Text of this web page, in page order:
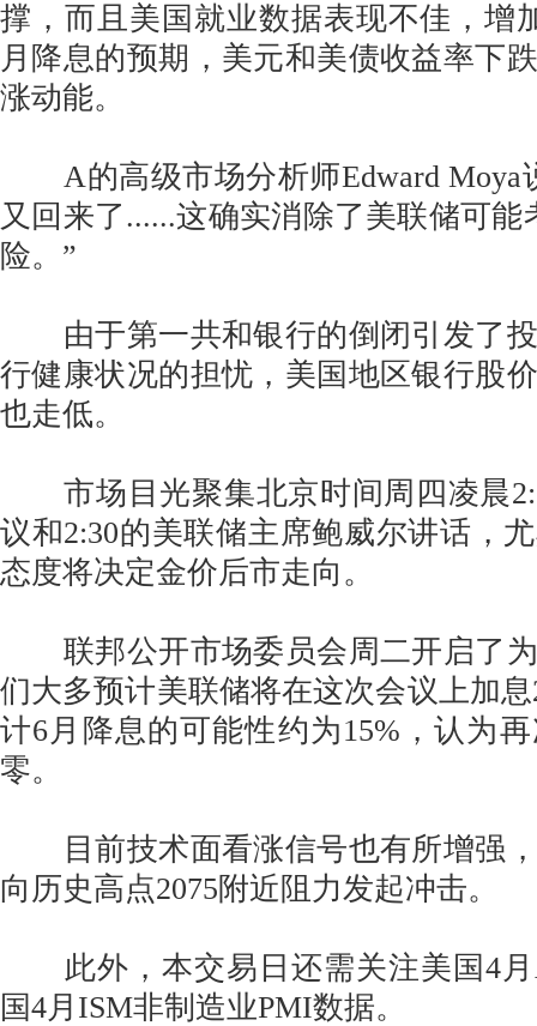
撑，而且美国就业数据表现不佳，增
月降息的预期，美元和美债收益率下
涨动能。
A的高级市场分析师Edward Moya
又回来了......这确实消除了美联储可能
险。”
由于第一共和银行的倒闭引发了投
行健康状况的担忧，美国地区银行股
也走低。
市场目光聚集北京时间周四凌晨
议和2:30的美联储主席鲍威尔讲话，
态度将决定金价后市走向。
联邦公开市场委员会周二开启了为
们大多预计美联储将在这次会议上加
计6月降息的可能性约为15%，认为
零。
目前技术面看涨信号也有所增强，
向历史高点2075附近阻力发起冲击。
此外，本交易日还需关注美国4月
国4月ISM非制造业PMI数据。